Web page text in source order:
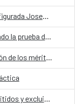
Presentación Libro – La isla desconfigurada Josefina Plá y la renovación teatral en Paraguay
Relación de puntajes que han superado la prueba de cultura general y convocatoria para la prueba práctica
Relación de puntajes con la valoración de los méritos profesionales y formativos
Subsanación del listado final de admitidos y excluidos | Convocatoria Laboral Fijo en el Exterior Categoría Auxiliar Administrativo para la OCE Paraguay